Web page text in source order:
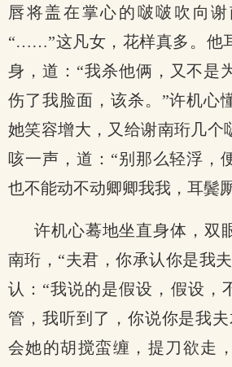
唇将盖在掌心的啵啵吹向谢
“……”这凡女，花样真多。他
身，道：“我杀他俩，又不是
伤了我脸面，该杀。”许机心
她笑容增大，又给谢南珩几个
咳一声，道：“别那么轻浮，
也不能动不动卿卿我我，耳鬓
许机心蓦地坐直身体，双
南珩，“夫君，你承认你是我
认：“我说的是假设，假设，
管，我听到了，你说你是我
会她的胡搅蛮缠，提刀欲走